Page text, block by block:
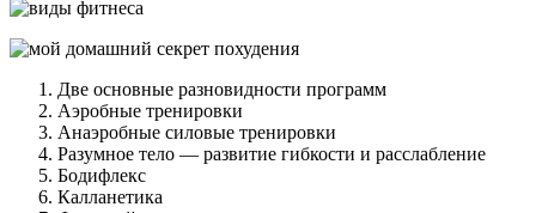
Две основные разновидности программ
Аэробные тренировки
Анаэробные силовые тренировки
Разумное тело — развитие гибкости и расслабление
Бодифлекс
Калланетика